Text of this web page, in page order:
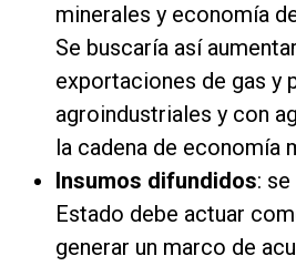
minerales y economía
Se buscaría así
exportaciones de gas y
agroindustriales y con
la cadena de economía
Insumos difundidos:
Estado debe actuar
generar un marco de